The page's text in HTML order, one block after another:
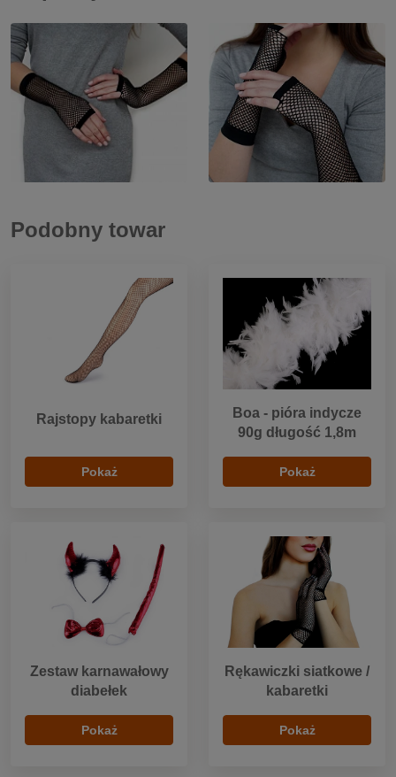
Podobny towar
Rajstopy kabaretki
Pokaż
Boa - pióra indycze
90g długość 1,8m
Pokaż
Zestaw karnawałowy
diabełek
Pokaż
Rękawiczki siatkowe /
kabaretki
Pokaż